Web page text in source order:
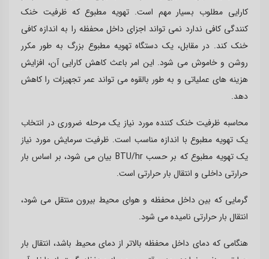
کارایی مطلوب بسیار مهم است. تهویه مطبوع که ظرفیت خنک
کنندگی کافی ندارد نمی تواند اجزای داخل محفظه را به اندازه کافی
خنک کند. در مقابل، یک دستگاه تهویه مطبوع بزرگ به طور مکرر
روشن و خاموش می شود. این امر باعث کاهش کارایی آن، افزایش
هزینه های عملیاتی و به طور بالقوه می تواند عمر تجهیزات را کاهش
دهد.
محاسبه ظرفیت خنک کننده مورد نیاز یک مرحله ضروری در انتخاب
یک تهویه مطبوع با اندازه مناسب است. ظرفیت سرمایش مورد نیاز
یک تهویه مطبوع که بر حسب BTU/hr بیان می شود، بر اساس بار
حرارتی داخلی و انتقال بار حرارتی است.
گرمایی که بین داخل محفظه و هوای محیط بیرون منتقل می شود،
انتقال بار حرارتی نامیده می شود.
هنگامی که دمای داخل محفظه بالاتر از دمای محیط باشد، انتقال بار